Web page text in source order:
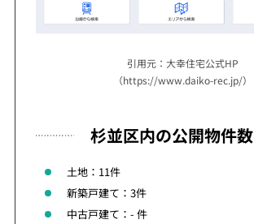
引用元：大幸住宅公式HP
（https://www.daiko-rec.jp/）
杉並区内の公開物件数
土地：11件
新築戸建て：3件
中古戸建て：- 件